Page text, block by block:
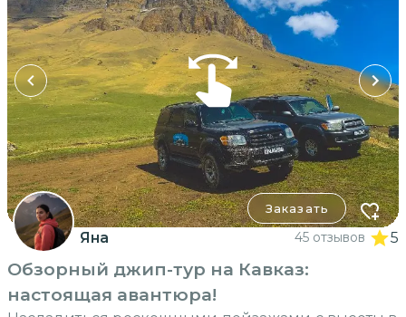
Заказать
Яна 45 отзывов 5
Обзорный джип-тур на Кавказ:
настоящая авантюра!